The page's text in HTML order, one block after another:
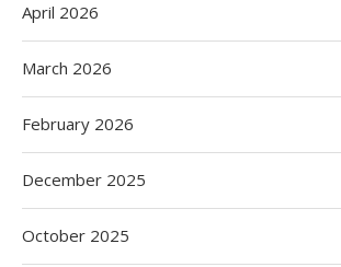
April 2026
March 2026
February 2026
December 2025
October 2025